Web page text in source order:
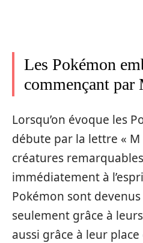
Les Pokémon
commençant par
Lorsqu’on évoque les
débute par la lettre « M
créatures
immédiatement à
Pokémon sont
seulement grâce à
aussi grâce à leur